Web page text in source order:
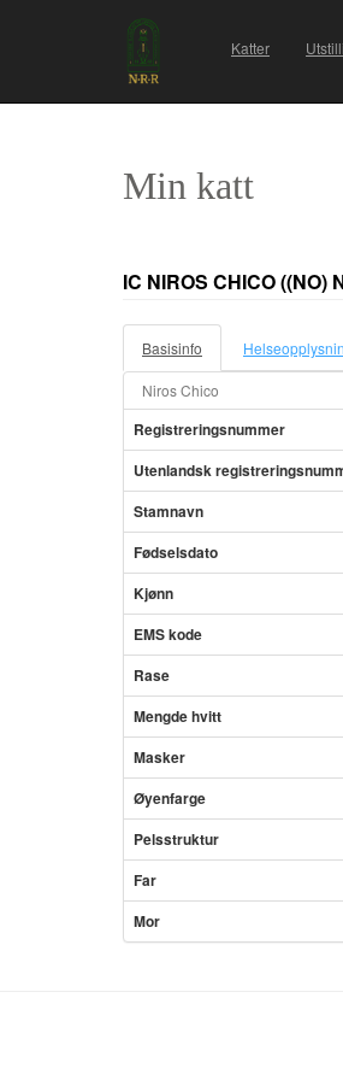
Katter
Min katt
IC NIROS CHICO((NO)
Basisinfo
Niros Chico
Registreringsnummer
Utenlandsk
Stamnavn
Fødselsdato
Kjønn
EMS kode
Rase
Mengde hvitt
Masker
Øyenfarge
Pelsstruktur
Far
Mor